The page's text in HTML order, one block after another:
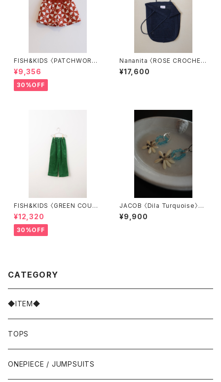
FISH&KIDS 〈PATCHWORK
SHORT〉
¥9,356
30%OFF
Nananita 〈ROSE CROCHET
BAG〉BLACK
¥17,600
FISH&KIDS 〈GREEN COURD
ORY〉
¥12,320
30%OFF
JACOB 〈Dila Turquoise〉5.
5
¥9,900
CATEGORY
◆ITEM◆
TOPS
ONEPIECE / JUMPSUITS